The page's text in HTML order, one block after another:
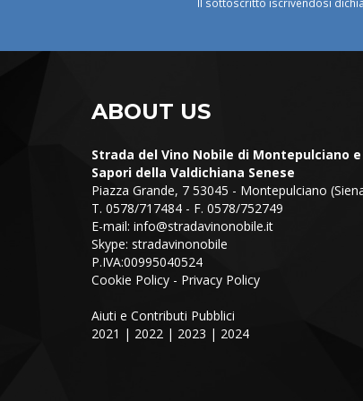
ABOUT US
Strada del Vino Nobile di Montepulciano
Sapori della Valdichiana Senese
Piazza Grande, 7 53045 - Montepulciano
T. 0578/717484 - F. 0578/752749
E-mail: info@stradavinonobile.it
Skype: stradavinonobile
P.IVA:00995040524
Cookie Policy - Privacy Policy
Aiuti e Contributi Pubblici
2021 | 2022 | 2023 | 2024